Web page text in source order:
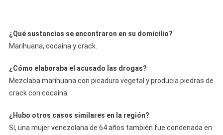
¿Qué sustancias se encontraron en su domicilio?
Marihuana, cocaína y crack.
¿Cómo elaboraba el acusado las drogas?
Mezclaba marihuana con picadura vegetal y producía piedras de
crack con cocaína.
¿Hubo otros casos similares en la región?
Sí, una mujer venezolana de 64 años también fue condenada en